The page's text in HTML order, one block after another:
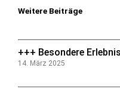
Weitere Beiträge
+++ Besondere
14. März 2025